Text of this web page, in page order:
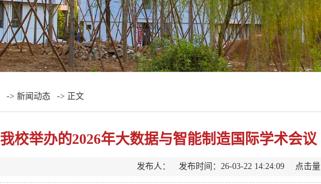
-> 新闻动态 -> 正文
我校举办的2026年大数据与智能制造国际学术会
发布人： 发布时间：26-03-22 14:24:09 点击量